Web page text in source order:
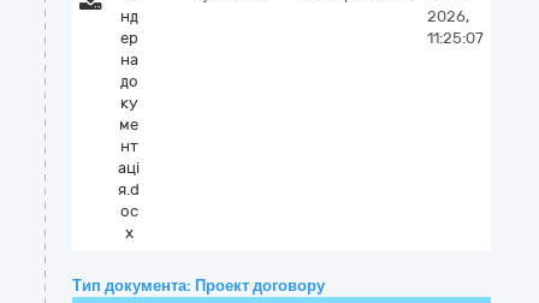
нд
ер
на
до
ку
ме
нт
аці
я.d
oc
x
2026,
11:25:07
Тип документа: Проект договору